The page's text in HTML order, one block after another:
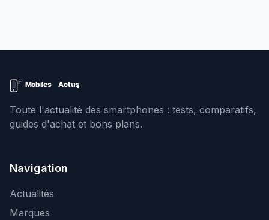
Toute l'actualité des smartphones : tests, comparatifs,
guides d'achat et bons plans.
Navigation
Actualités
Marques